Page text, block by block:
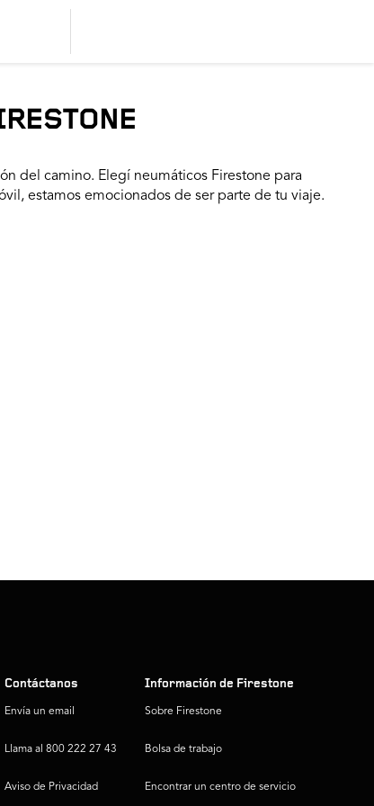
del camino. Elegí neumáticos Firestone para
estamos emocionados de ser parte de tu viaje.
Contáctanos
Envía un email
Llama al 800 222 27 43
Aviso de Privacidad
Información de Firestone
Sobre Firestone
Bolsa de trabajo
Encontrar un centro de servicio